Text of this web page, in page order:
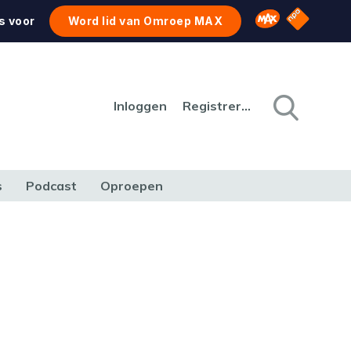
voor Word lid van Omroep MAX Omroep MAX
NPO
Inloggen Registreren
Podcast Oproepen